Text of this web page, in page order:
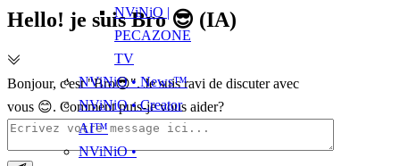
Hello! je suis Bro 😎 (IA)
Bonjour, c'est "Bro😎". Je suis ravi de discuter avec
vous 😊. Comment puis-je vous aider?
NViNiO |
PECAZONE
TV
NViNiO • News™
NViNiO • Creator
AI™
NViNiO •